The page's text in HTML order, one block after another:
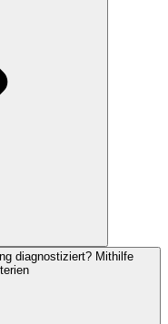
diagnostiziert? Mithilfe